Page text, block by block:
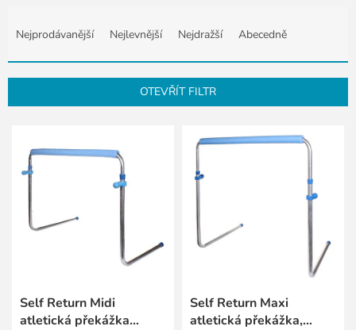
e
n
í
Nejprodávanější Nejlevnější Nejdražší Abecedně
OTEVŘÍT FILTR
Self Return Midi
atletická překážka
Self Return Maxi
atletická překážka,